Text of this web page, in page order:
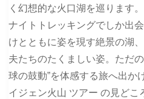
く幻想的な火口湖を巡ります
ナイトトレッキングでしか出
けとともに姿を現す絶景の湖
夫たちのたくましい姿。ただ
球の鼓動”を体感する旅へ出か
イジェン火山 ツアー の見どこ